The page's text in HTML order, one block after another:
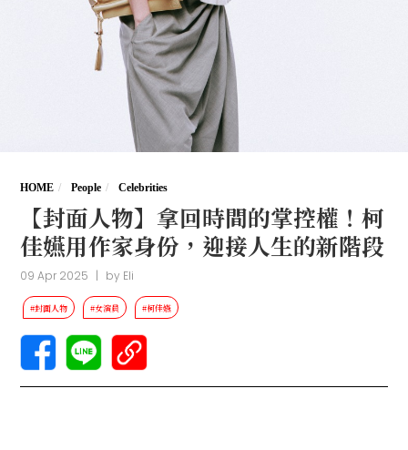
HOME People Celebrities
【封面人物】拿回時間的掌控權！柯
佳嬿用作家身份，迎接人生的新階段
09 Apr 2025 | by Eli
#封面人物 #女演員 #柯佳嬿